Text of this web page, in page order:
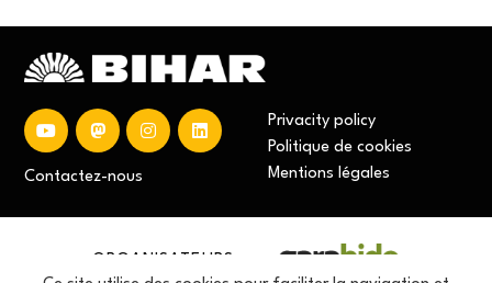
Contactez-nous
Privacity policy
Politique de cookies
Mentions légales